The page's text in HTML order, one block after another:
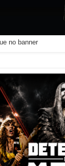
no banner